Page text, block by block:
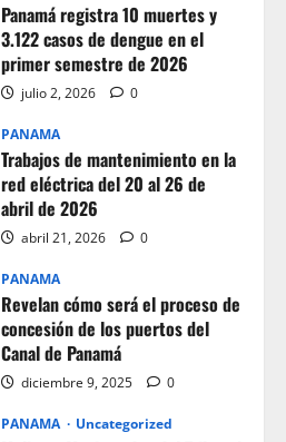
Panamá registra 10 muertes y
3.122 casos de dengue en el
primer semestre de 2026
julio 2, 2026 0
PANAMA
Trabajos de mantenimiento en la
red eléctrica del 20 al 26 de
abril de 2026
abril 21, 2026 0
PANAMA
Revelan cómo será el proceso de
concesión de los puertos del
Canal de Panamá
diciembre 9, 2025 0
PANAMA Uncategorized